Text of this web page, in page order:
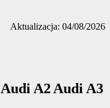
Aktualizacja: 04/08/2026
Audi A2Audi A3